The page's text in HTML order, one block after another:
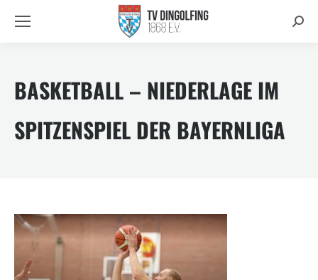
BASKETBALL – NIEDERLAGE IM
SPITZENSPIEL DER BAYERNLIGA